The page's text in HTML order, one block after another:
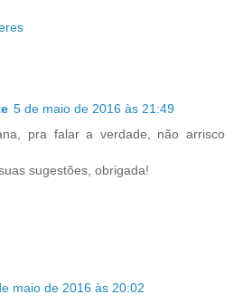
5 de maio de 2016 às 21:49
pra falar a verdade, não arrisco
sugestões, obrigada!
maio de 2016 às 20:02